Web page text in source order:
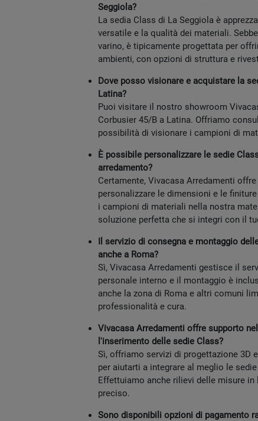
Seggiola?
La sedia Class di La Seggiola è
versatile e la qualità dei materiali.
varino, è tipicamente progettata per
ambienti, con opzioni di struttura e
Dove posso visionare e acquistare la
Latina?
Puoi visitare il nostro showroom
Corbusier 45/B a Latina. Offriamo
possibilità di visionare i campioni di
È possibile personalizzare le sedie
arredamento?
Certamente, Vivacasa Arredamenti
personalizzare le dimensioni e le
i campioni di materiali nella nostra
soluzione perfetta che si integri con il
Il servizio di consegna e montaggio
anche a Roma?
Sì, Vivacasa Arredamenti gestisce il
personale interno e il montaggio è
anche la zona di Roma e altri comuni
professionalità e cura.
Vivacasa Arredamenti offre supporto
l'inserimento delle sedie Class?
Sì, offriamo servizi di progettazione 3D
per aiutarti a integrare al meglio le
Effettuiamo anche rilievi delle misure in
preciso.
Sono disponibili opzioni di pagamento